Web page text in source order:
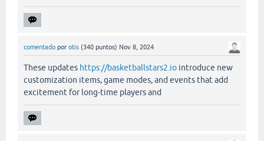
comentado por otis (340 puntos) Nov 8, 2024
These updates https://basketballstars2.io introduce new
customization items, game modes, and events that add
excitement for long-time players and